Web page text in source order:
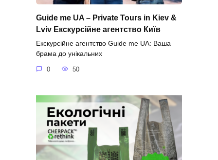
Guide me UA – Private Tours in Kiev &
Lviv Екскурсійне агентство Київ
Екскурсійне агентство Guide me UA: Ваша
брама до унікальних
0 50